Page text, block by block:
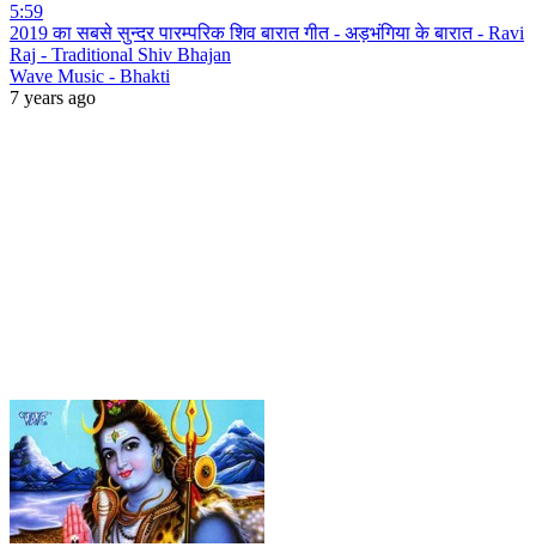
5:59
2019 का सबसे सुन्दर पारम्परिक शिव बारात गीत - अड़भंगिया के बारात - Ravi
Raj - Traditional Shiv Bhajan
Wave Music - Bhakti
7 years ago